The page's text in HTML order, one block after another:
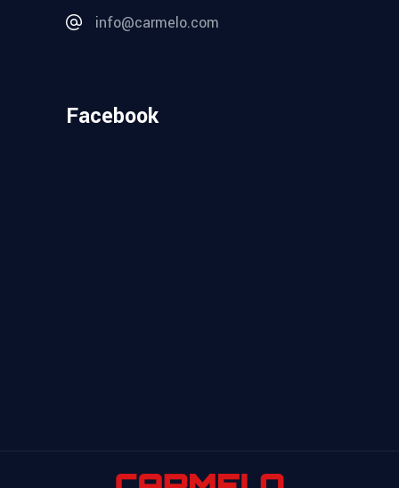
info@carmelo.com
Facebook